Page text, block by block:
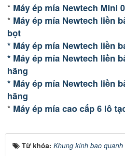
* Máy ép mía Newtech Mini
* Máy ép mía Newtech liền
bọt
* Máy ép mía Newtech liền
* Máy ép mía Newtech liền
hãng
* Máy ép mía Newtech liền
hãng
* Máy ép mía cao cấp 6 lô
Từ khóa: Khung kính bao quanh